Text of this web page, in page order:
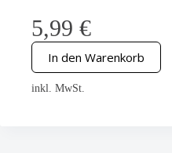
5,99 €
In den Warenkorb
inkl. MwSt.